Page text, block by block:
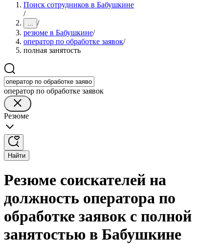
Поиск сотрудников в Бабушкине
/
... /
резюме в Бабушкине/
оператор по обработке заявок/
полная занятость
оператор по обработке заявок
Резюме
Найти
Резюме соискателей на
должность оператора по
обработке заявок с полной
занятостью в Бабушкине